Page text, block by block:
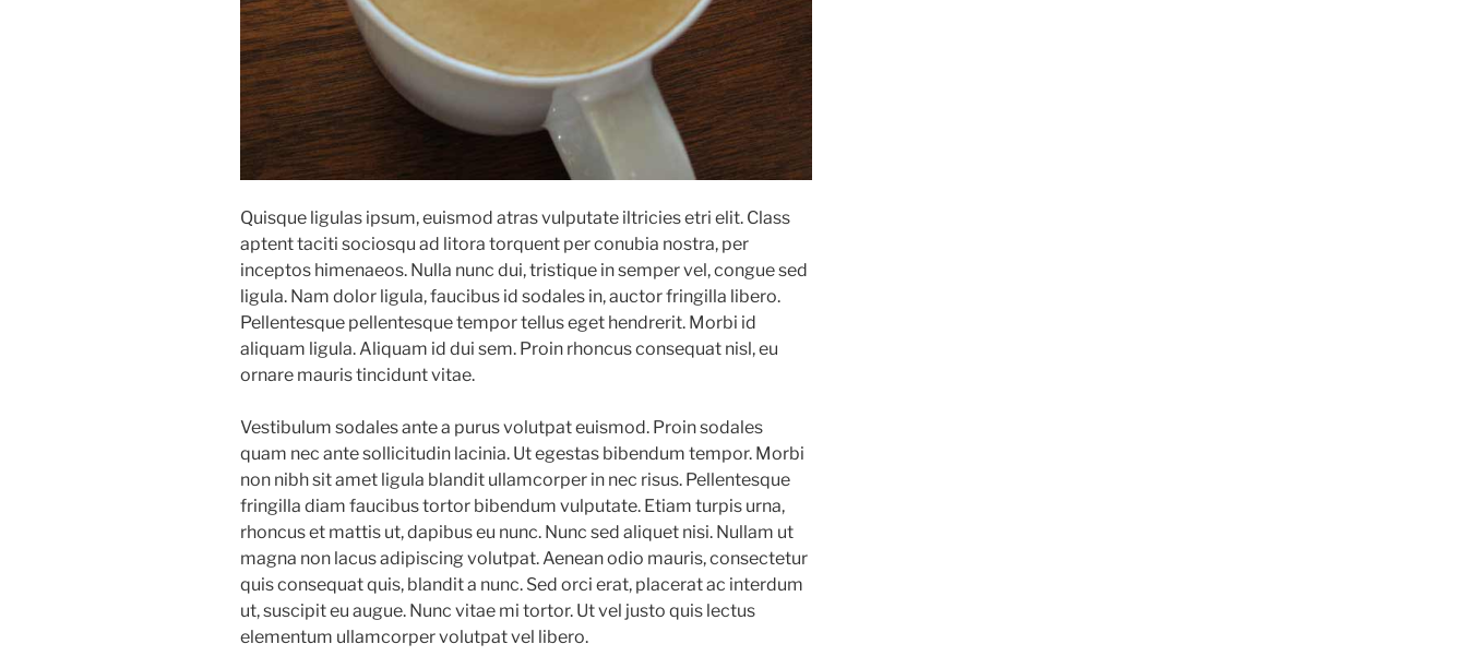
Quisque ligulas ipsum, euismod atras vulputate iltricies etri elit. Class
aptent taciti sociosqu ad litora torquent per conubia nostra, per
inceptos himenaeos. Nulla nunc dui, tristique in semper vel, congue sed
ligula. Nam dolor ligula, faucibus id sodales in, auctor fringilla libero.
Pellentesque pellentesque tempor tellus eget hendrerit. Morbi id
aliquam ligula. Aliquam id dui sem. Proin rhoncus consequat nisl, eu
ornare mauris tincidunt vitae.
Vestibulum sodales ante a purus volutpat euismod. Proin sodales
quam nec ante sollicitudin lacinia. Ut egestas bibendum tempor. Morbi
non nibh sit amet ligula blandit ullamcorper in nec risus. Pellentesque
fringilla diam faucibus tortor bibendum vulputate. Etiam turpis urna,
rhoncus et mattis ut, dapibus eu nunc. Nunc sed aliquet nisi. Nullam ut
magna non lacus adipiscing volutpat. Aenean odio mauris, consectetur
quis consequat quis, blandit a nunc. Sed orci erat, placerat ac interdum
ut, suscipit eu augue. Nunc vitae mi tortor. Ut vel justo quis lectus
elementum ullamcorper volutpat vel libero.